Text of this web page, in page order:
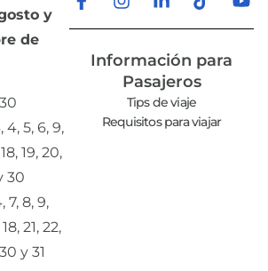
y
de
4, 5, 6, 9,
18, 19, 20,
30
7, 8, 9,
18, 21, 22,
y 31
Información para
Pasajeros
Tips de viaje
Requisitos para viajar